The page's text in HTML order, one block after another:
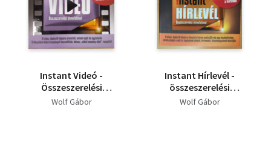
Instant Videó -
Összeszerelési
útmutatóval
Wolf Gábor
Instant Hírlevél -
összeszerelési
útmutatóval
Wolf Gábor